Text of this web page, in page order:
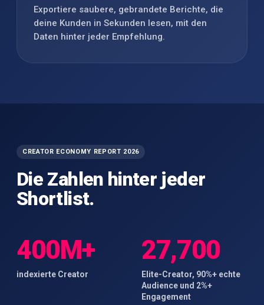
Exportiere saubere, gebrandete Berichte, die
deine Kunden in Sekunden lesen, mit den
Daten hinter jeder Empfehlung.
CREATOR ECONOMY REPORT 2026
Die Zahlen hinter jeder
Shortlist.
400M+
indexierte Creator
27,700
Elite-Creator, 90%+ echte
Audience und 2%+
Engagement